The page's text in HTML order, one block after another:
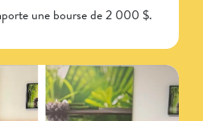
une bourse de 2 000 $.